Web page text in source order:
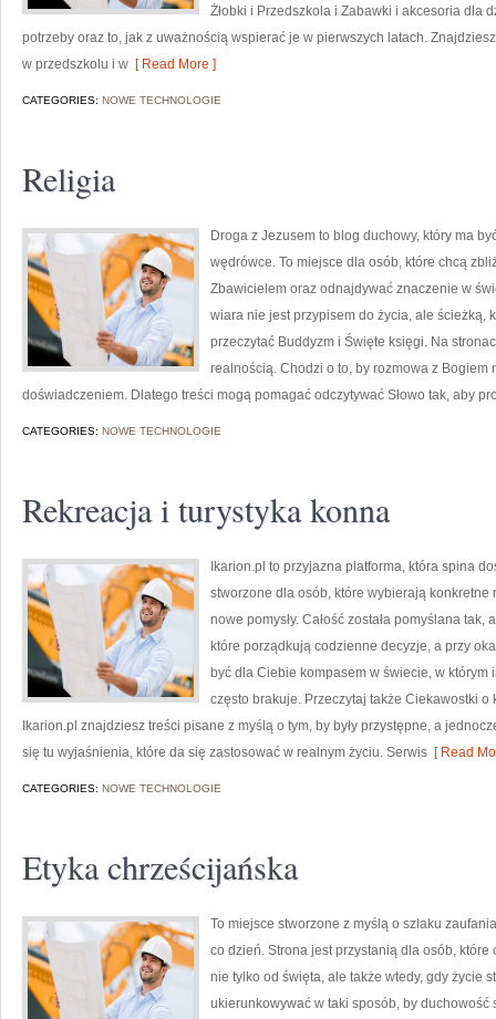
Żłobki i Przedszkola i Zabawki i akcesoria dla
potrzeby oraz to, jak z uważnością wspierać je w pierwszych latach.
w przedszkolu i w [ Read More ]
CATEGORIES: NOWE TECHNOLOGIE
Religia
Droga z Jezusem to blog duchowy, który ma
wędrówce. To miejsce dla osób, które chcą
Zbawicielem oraz odnajdywać znaczenie w
wiara nie jest przypisem do życia, ale ścieżką,
przeczytać Buddyzm i Święte księgi. Na
realnością. Chodzi o to, by rozmowa z Bogiem
doświadczeniem. Dlatego treści mogą pomagać odczytywać Słowo tak, aby
CATEGORIES: NOWE TECHNOLOGIE
Rekreacja i turystyka konna
Ikarion.pl to przyjazna platforma, która spina
stworzone dla osób, które wybierają
nowe pomysły. Całość została pomyślana
które porządkują codzienne decyzje, a przy
być dla Ciebie kompasem w świecie, w
często brakuje. Przeczytaj także Ciekawostki
Ikarion.pl znajdziesz treści pisane z myślą o tym, by były przystępne, a
się tu wyjaśnienia, które da się zastosować w realnym życiu. Serwis [ Read
CATEGORIES: NOWE TECHNOLOGIE
Etyka chrześcijańska
To miejsce stworzone z myślą o szlaku
co dzień. Strona jest przystanią dla osób,
nie tylko od święta, ale także wtedy, gdy życie
ukierunkowywać w taki sposób, by